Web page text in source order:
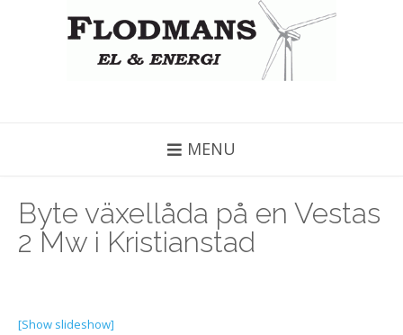
MENU
Byte växellåda på en Vestas
2 Mw i Kristianstad
[Show slideshow]